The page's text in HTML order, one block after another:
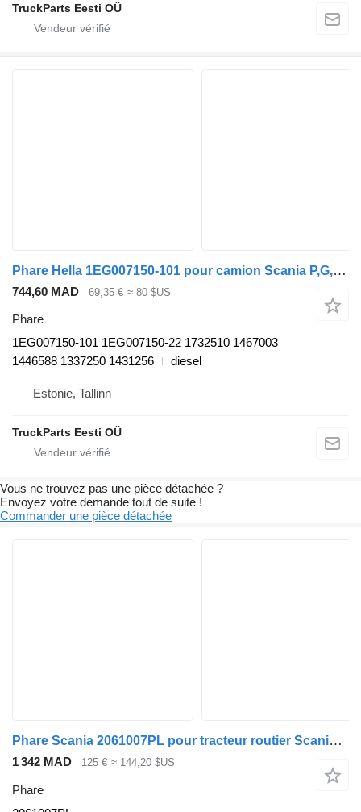
TruckParts Eesti OÜ
Phare Hella 1EG007150-101 pour camion Scania P,G,R,T-series (2004-2017)
744,60 MAD 69,35 € ≈ 80 $US
Phare
1EG007150-101 1EG007150-22 1732510 1467003
1446588 1337250 1431256
diesel
Estonie, Tallinn
TruckParts Eesti OÜ
Vous ne trouvez pas une pièce détachée ?
Envoyez votre demande tout de suite !
Commander une pièce détachée
Phare Scania 2061007PL pour tracteur routier Scania L,P,G,R,S-series (2016-)
1 342 MAD 125 € ≈ 144,20 $US
Phare